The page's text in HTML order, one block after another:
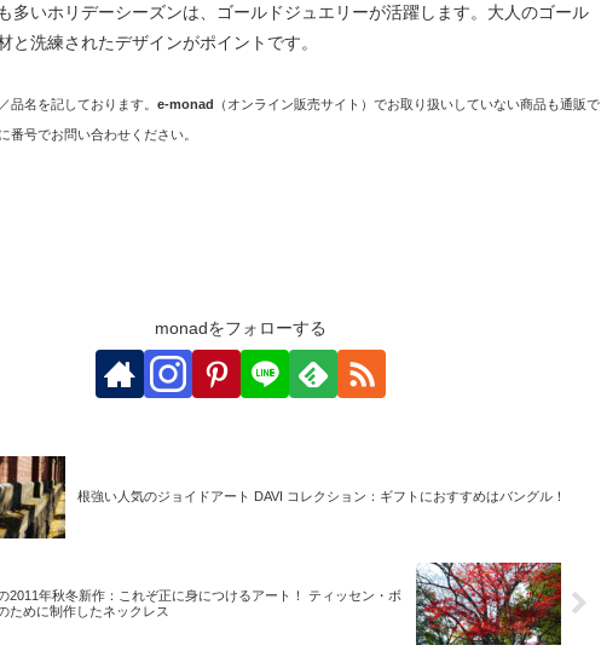
多いホリデーシーズンは、ゴールドジュエリーが活躍します。大人のゴール
と洗練されたデザインがポイントです。
品名を記しております。 e-monad （オンライン販売サイト）でお取り扱いしていない商品も通販で
番号でお問い合わせください。
monadをフォローする
根強い人気のジョイドアート DAVI コレクション：ギフトにおすすめはバングル！
2011年秋冬新作：これぞ正に身につけるアート！ ティッセン・ボ
ために制作したネックレス